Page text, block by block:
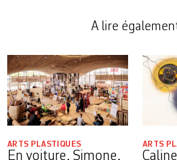
A lire
ARTS PLASTIQUES
En voiture, Simone,
ARTS